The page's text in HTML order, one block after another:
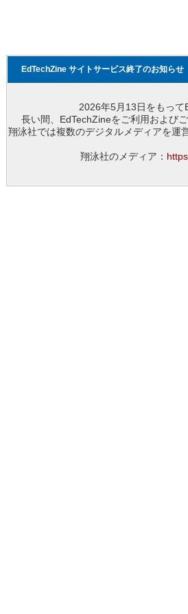
EdTechZine サイトサービス終了のお知らせ
2026年5月13日をもって
長い間、EdTechZineをご利用および
翔泳社では複数のデジタルメディアを運
翔泳社のメディア：